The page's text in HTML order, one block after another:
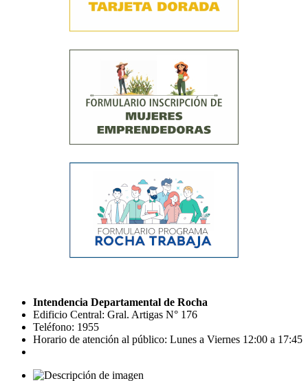
Intendencia Departamental de Rocha
Edificio Central: Gral. Artigas N° 176
Teléfono: 1955
Horario de atención al público: Lunes a Viernes 12:00 a 17:45